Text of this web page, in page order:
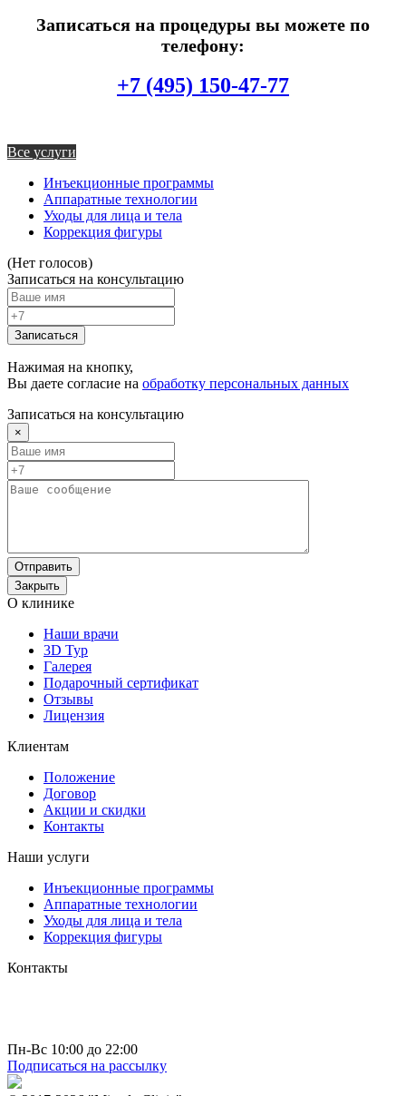
Записаться на процедуры вы можете по
телефону:
+7 (495) 150-47-77
Все услуги
Инъекционные программы
Аппаратные технологии
Уходы для лица и тела
Коррекция фигуры
(Нет голосов)
Записаться на консультацию
Записаться
Нажимая на кнопку,
Вы даете согласие на обработку персональных данных
Записаться на консультацию
×
Отправить
Закрыть
О клинике
Наши врачи
3D Тур
Галерея
Подарочный сертификат
Отзывы
Лицензия
Клиентам
Положение
Договор
Акции и скидки
Контакты
Наши услуги
Инъекционные программы
Аппаратные технологии
Уходы для лица и тела
Коррекция фигуры
Контакты
Пн-Вс 10:00 до 22:00
Подписаться на рассылку